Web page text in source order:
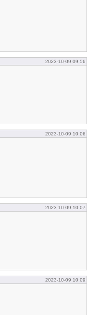
2023-10-09 09:56
2023-10-09 10:06
2023-10-09 10:07
2023-10-09 10:09